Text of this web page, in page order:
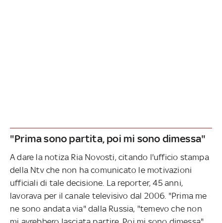
"Prima sono partita, poi mi sono dimessa"
A dare la notiza Ria Novosti, citando l'ufficio stampa
della Ntv che non ha comunicato le motivazioni
ufficiali di tale decisione. La reporter, 45 anni,
lavorava per il canale televisivo dal 2006. "Prima me
ne sono andata via" dalla Russia, "temevo che non